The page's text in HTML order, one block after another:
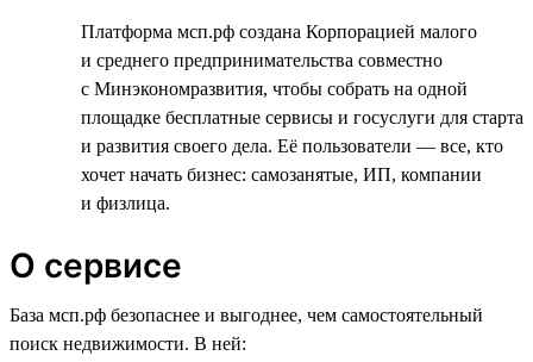
Платформа мсп.рф создана Корпорацией малого
и среднего предпринимательства совместно
с Минэкономразвития, чтобы собрать на одной
площадке бесплатные сервисы и госуслуги для старта
и развития своего дела. Её пользователи — все, кто
хочет начать бизнес: самозанятые, ИП, компании
и физлица.
О сервисе
База мсп.рф безопаснее и выгоднее, чем самостоятельный
поиск недвижимости. В ней: